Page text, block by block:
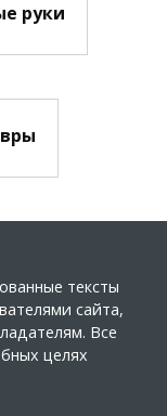
руки
тексты
сайта,
Все
целях